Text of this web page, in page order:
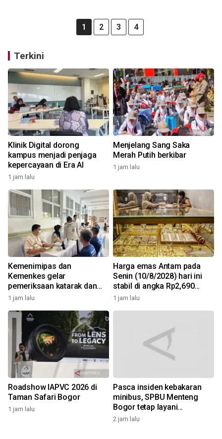
1 2 3 4
Terkini
Klinik Digital dorong
kampus menjadi penjaga
kepercayaan di Era AI
1 jam lalu
Menjelang Sang Saka
Merah Putih berkibar
1 jam lalu
Kemenimipas dan
Kemenkes gelar
pemeriksaan katarak dan
CKG sambut HUT RI
1 jam lalu
Harga emas Antam pada
Senin (10/8/2028) hari ini
stabil di angka Rp2,690
juta/gr
1 jam lalu
Roadshow IAPVC 2026 di
Taman Safari Bogor
1 jam lalu
Pasca insiden kebakaran
minibus, SPBU Menteng
Bogor tetap layani
pengisian solar
2 jam lalu